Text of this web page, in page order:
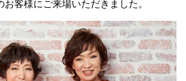
客様にご来場いただきました。